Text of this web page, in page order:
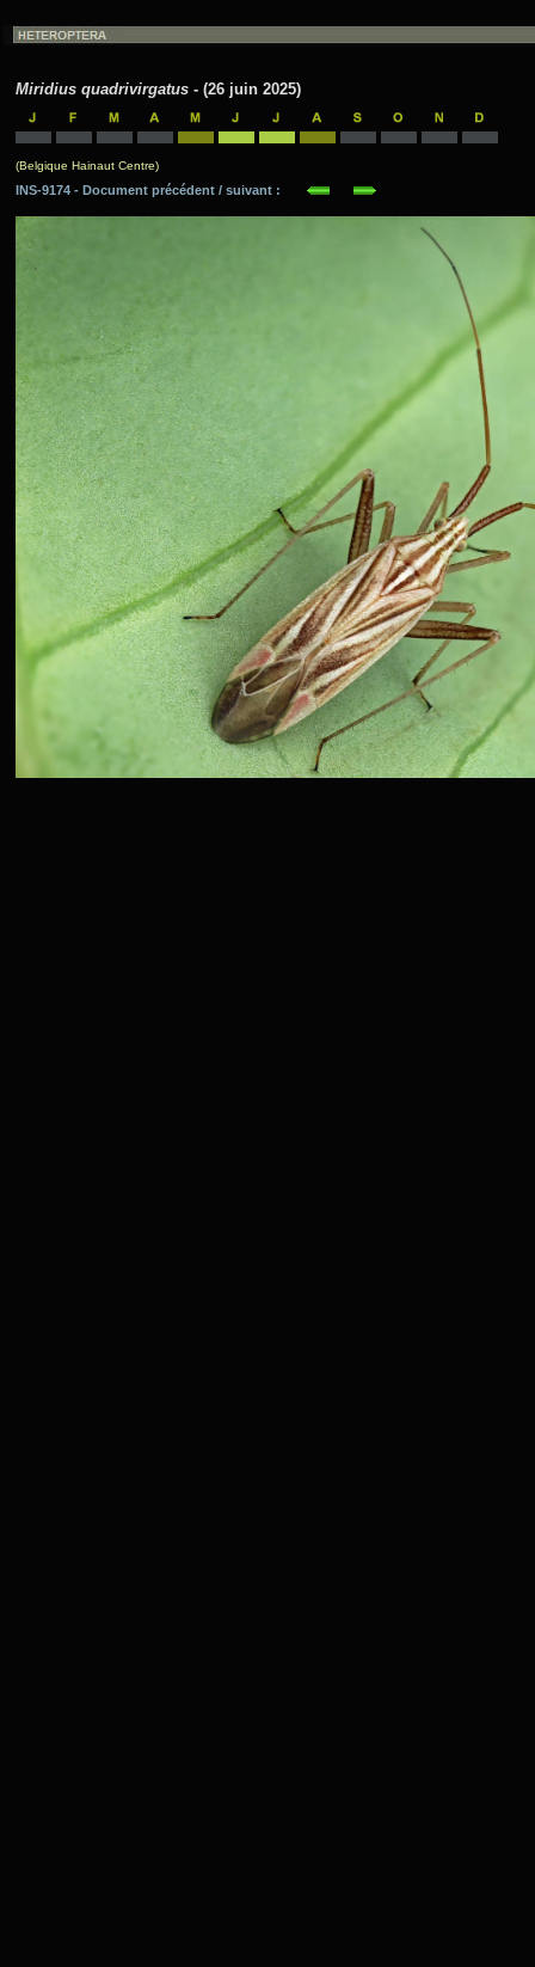
Miridius quadrivirgatus - (26 juin 2025)
(Belgique Hainaut Centre)
INS-9174 - Document précédent / suivant :